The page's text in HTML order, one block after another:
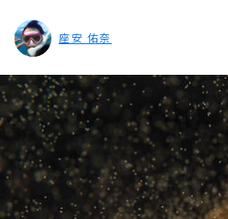
座安 佑奈